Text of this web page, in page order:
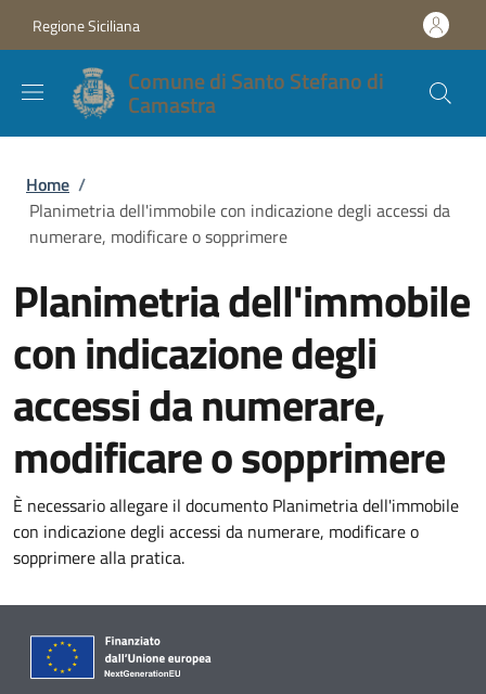
Regione Siciliana
Comune di Santo Stefano di
Camastra
Briciole di pane
Home /
Planimetria dell'immobile con indicazione degli accessi da
numerare, modificare o sopprimere
Planimetria dell'immobile
con indicazione degli
accessi da numerare,
modificare o sopprimere
È necessario allegare il documento Planimetria dell'immobile
con indicazione degli accessi da numerare, modificare o
sopprimere alla pratica.